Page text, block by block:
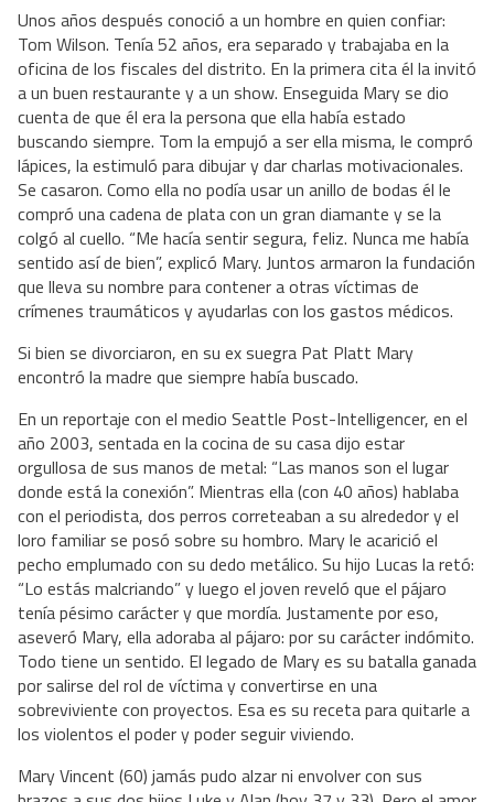
Unos años después conoció a un hombre en quien confiar:
Tom Wilson. Tenía 52 años, era separado y trabajaba en la
oficina de los fiscales del distrito. En la primera cita él la invitó
a un buen restaurante y a un show. Enseguida Mary se dio
cuenta de que él era la persona que ella había estado
buscando siempre. Tom la empujó a ser ella misma, le compró
lápices, la estimuló para dibujar y dar charlas motivacionales.
Se casaron. Como ella no podía usar un anillo de bodas él le
compró una cadena de plata con un gran diamante y se la
colgó al cuello. “Me hacía sentir segura, feliz. Nunca me había
sentido así de bien”, explicó Mary. Juntos armaron la fundación
que lleva su nombre para contener a otras víctimas de
crímenes traumáticos y ayudarlas con los gastos médicos.
Si bien se divorciaron, en su ex suegra Pat Platt Mary
encontró la madre que siempre había buscado.
En un reportaje con el medio Seattle Post-Intelligencer, en el
año 2003, sentada en la cocina de su casa dijo estar
orgullosa de sus manos de metal: “Las manos son el lugar
donde está la conexión”. Mientras ella (con 40 años) hablaba
con el periodista, dos perros correteaban a su alrededor y el
loro familiar se posó sobre su hombro. Mary le acarició el
pecho emplumado con su dedo metálico. Su hijo Lucas la retó:
“Lo estás malcriando” y luego el joven reveló que el pájaro
tenía pésimo carácter y que mordía. Justamente por eso,
aseveró Mary, ella adoraba al pájaro: por su carácter indómito.
Todo tiene un sentido. El legado de Mary es su batalla ganada
por salirse del rol de víctima y convertirse en una
sobreviviente con proyectos. Esa es su receta para quitarle a
los violentos el poder y poder seguir viviendo.
Mary Vincent (60) jamás pudo alzar ni envolver con sus